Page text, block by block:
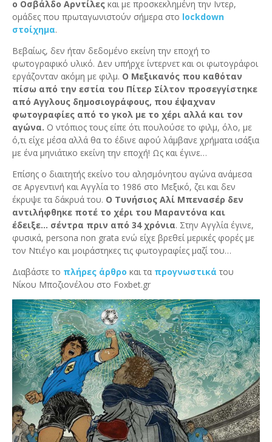
ο Οσβάλδο Αρντίλες και με προσκεκλημένη την Ιντερ,
ομάδες που πρωταγωνιστούν σήμερα στο lockdown
στοίχημα.
Βεβαίως, δεν ήταν δεδομένο εκείνη την εποχή το
φωτογραφικό υλικό. Δεν υπήρχε ίντερνετ και οι φωτογράφοι
εργάζονταν ακόμη με φιλμ. Ο Μεξικανός που καθόταν
πίσω από την εστία του Πίτερ Σίλτον προσεγγίστηκε
από Αγγλους δημοσιογράφους, που έψαχναν
φωτογραφίες από το γκολ με το χέρι αλλά και τον
αγώνα. Ο ντόπιος τους είπε ότι πουλούσε το φιλμ, όλο, με
ό,τι είχε μέσα αλλά θα το έδινε αφού λάμβανε χρήματα ισάξια
με ένα μηνιάτικο εκείνη την εποχή! Ως και έγινε…
Επίσης ο διαιτητής εκείνο του αλησμόνητου αγώνα ανάμεσα
σε Αργεντινή και Αγγλία το 1986 στο Μεξικό, ζει και δεν
έκρυψε τα δάκρυά του. Ο Τυνήσιος Αλί Μπενασέρ δεν
αντιλήφθηκε ποτέ το χέρι του Μαραντόνα και
έδειξε… σέντρα πριν από 34 χρόνια. Στην Αγγλία έγινε,
φυσικά, persona non grata ενώ είχε βρεθεί μερικές φορές με
τον Ντιέγο και μοιράστηκες τις φωτογραφίες μαζί του…
Διαβάστε το πλήρες άρθρο και τα προγνωστικά του
Νίκου Μποζιονέλου στο Foxbet.gr